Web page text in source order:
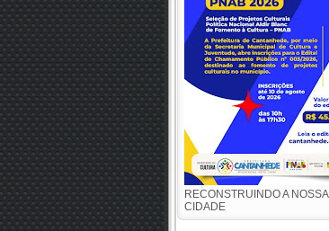
RECONSTRUINDO A NOSSA
CIDADE